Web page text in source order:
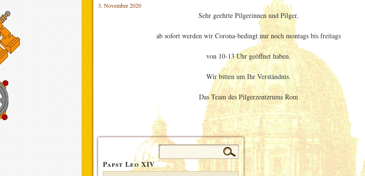
3. November 2020
Sehr geehrte Pilgerinnen und Pilger,
ab sofort werden wir Corona-bedingt nur noch montags bis freitags
von 10-13 Uhr geöffnet haben.
Wir bitten um Ihr Verständnis.
Das Team des Pilgerzentzrums Rom
Suchen
nach:
Papst Leo XIV